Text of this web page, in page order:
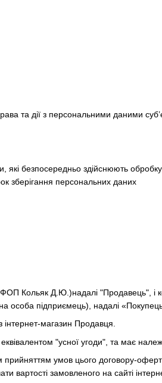
та дії з персональними даними
які безпосередньо здійснюють
зберігання персональних даних
Кольяк Д.Ю.)надалі "Продавець", і
особа підприємець), надалі
інтернет-магазин Продавця.
еквівалентом "усної угоди", та має
прийняттям умов цього договору-
вартості замовленого на сайті